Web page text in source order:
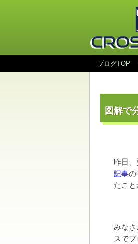
ブログTOP
図解で
昨日
記事の
たこと
みな
スで